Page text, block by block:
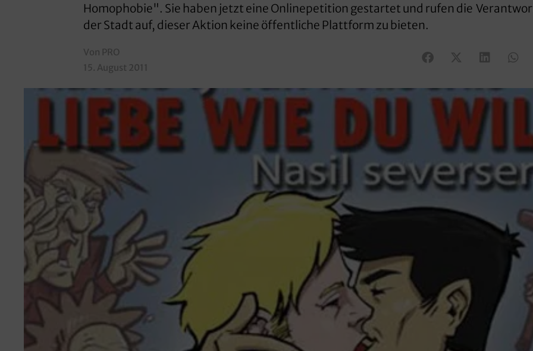
Homophobie". Sie haben jetzt eine Onlinepetition gestartet und rufen die
der Stadt auf, dieser Aktion keine öffentliche Plattform zu bieten.
Von PRO
15. August 2011